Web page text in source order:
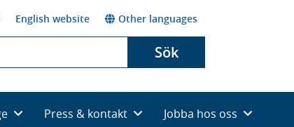
English website Other languages
Sök
Press & kontakt Jobba hos oss